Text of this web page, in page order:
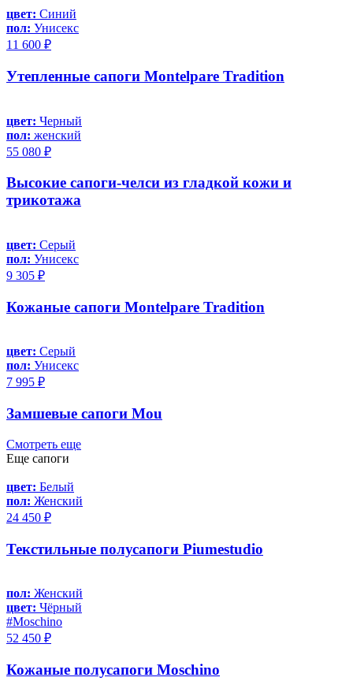
цвет: Синий
пол: Унисекс
11 600 ₽
Утепленные сапоги Montelpare Tradition
цвет: Черный
пол: женский
55 080 ₽
Высокие сапоги-челси из гладкой кожи и
трикотажа
цвет: Серый
пол: Унисекс
9 305 ₽
Кожаные сапоги Montelpare Tradition
цвет: Серый
пол: Унисекс
7 995 ₽
Замшевые сапоги Mou
Смотреть еще
Еще сапоги
цвет: Белый
пол: Женский
24 450 ₽
Текстильные полусапоги Piumestudio
пол: Женский
цвет: Чёрный
#Moschino
52 450 ₽
Кожаные полусапоги Moschino